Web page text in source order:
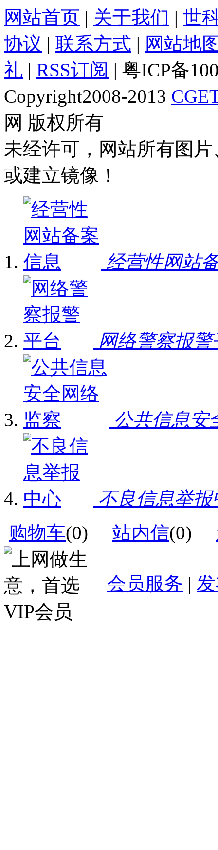
网站首页 | 关于我们 | 世
协议 | 联系方式 | 网站地
礼 | RSS订阅 | 粤ICP备
Copyright2008-2013
网 版权所有
未经许可，网站所有图
或建立镜像！
经营性网站
网络警察报警
公共信息安
不良信息举报
购物车(0) 站内信(0)
会员服务 |